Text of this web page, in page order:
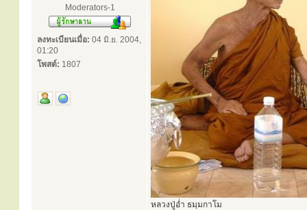
Moderators-1
ลงทะเบียนเมื่อ: 04 มิ.ย. 2004,
01:20
โพสต์: 1807
หลวงปู่อ่ำ ธมฺมกาโม